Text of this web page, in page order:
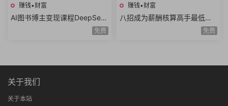
赚钱•财富
AI图书博主变现课程DeepSee
k生成原创图片爆款内容文案图
免费
赚钱•财富
八招成为薪酬核算高手最低工
资个人所得税经济补偿金绩效
薪资考勤薪资薪酬管理8课时
免费
关于我们
关于本站